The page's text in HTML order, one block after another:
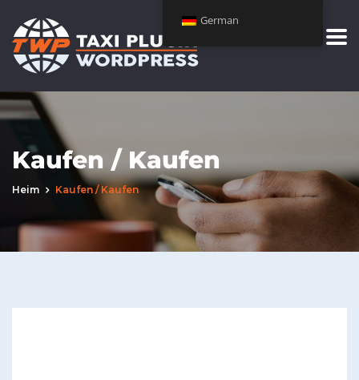
Kaufen / Kaufen
Heim Kaufen / Kaufen
German